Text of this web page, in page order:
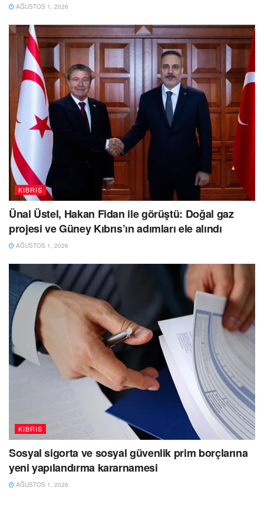
AĞUSTOS 1, 2026
KIBRIS
Ünal Üstel, Hakan Fidan ile görüştü: Doğal gaz
projesi ve Güney Kıbrıs’ın adımları ele alındı
AĞUSTOS 1, 2026
KIBRIS
Sosyal sigorta ve sosyal güvenlik prim borçlarına
yeni yapılandırma kararnamesi
AĞUSTOS 1, 2026